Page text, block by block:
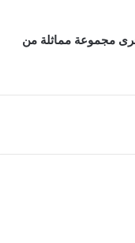
مجموعة مماثلة من